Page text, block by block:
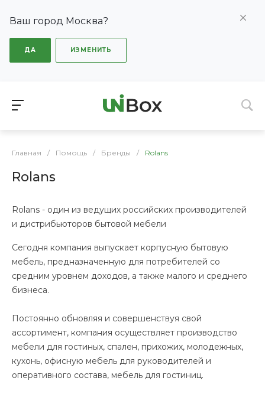
Ваш город Москва?
ДА ИЗМЕНИТЬ
Главная / Помощь / Бренды / Rolans
Rolans
Rolans - один из ведущих российских производителей
и дистрибьюторов бытовой мебели
Сегодня компания выпускает корпусную бытовую
мебель, предназначенную для потребителей со
средним уровнем доходов, а также малого и среднего
бизнеса.
Постоянно обновляя и совершенствуя свой
ассортимент, компания осуществляет производство
мебели для гостиных, спален, прихожих, молодежных,
кухонь, офисную мебель для руководителей и
оперативного состава, мебель для гостиниц.